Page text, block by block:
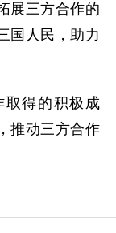
展三方合作的
国人民，助力
取得的积极成
推动三方合作